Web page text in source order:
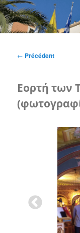
Navigation
← Précédent
Εορτή των